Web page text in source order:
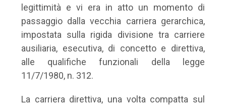
legittimità e vi era in atto un momento di
passaggio dalla vecchia carriera gerarchica,
impostata sulla rigida divisione tra carriere
ausiliaria, esecutiva, di concetto e direttiva,
alle qualifiche funzionali della legge
11/7/1980, n. 312.
La carriera direttiva, una volta compatta sul